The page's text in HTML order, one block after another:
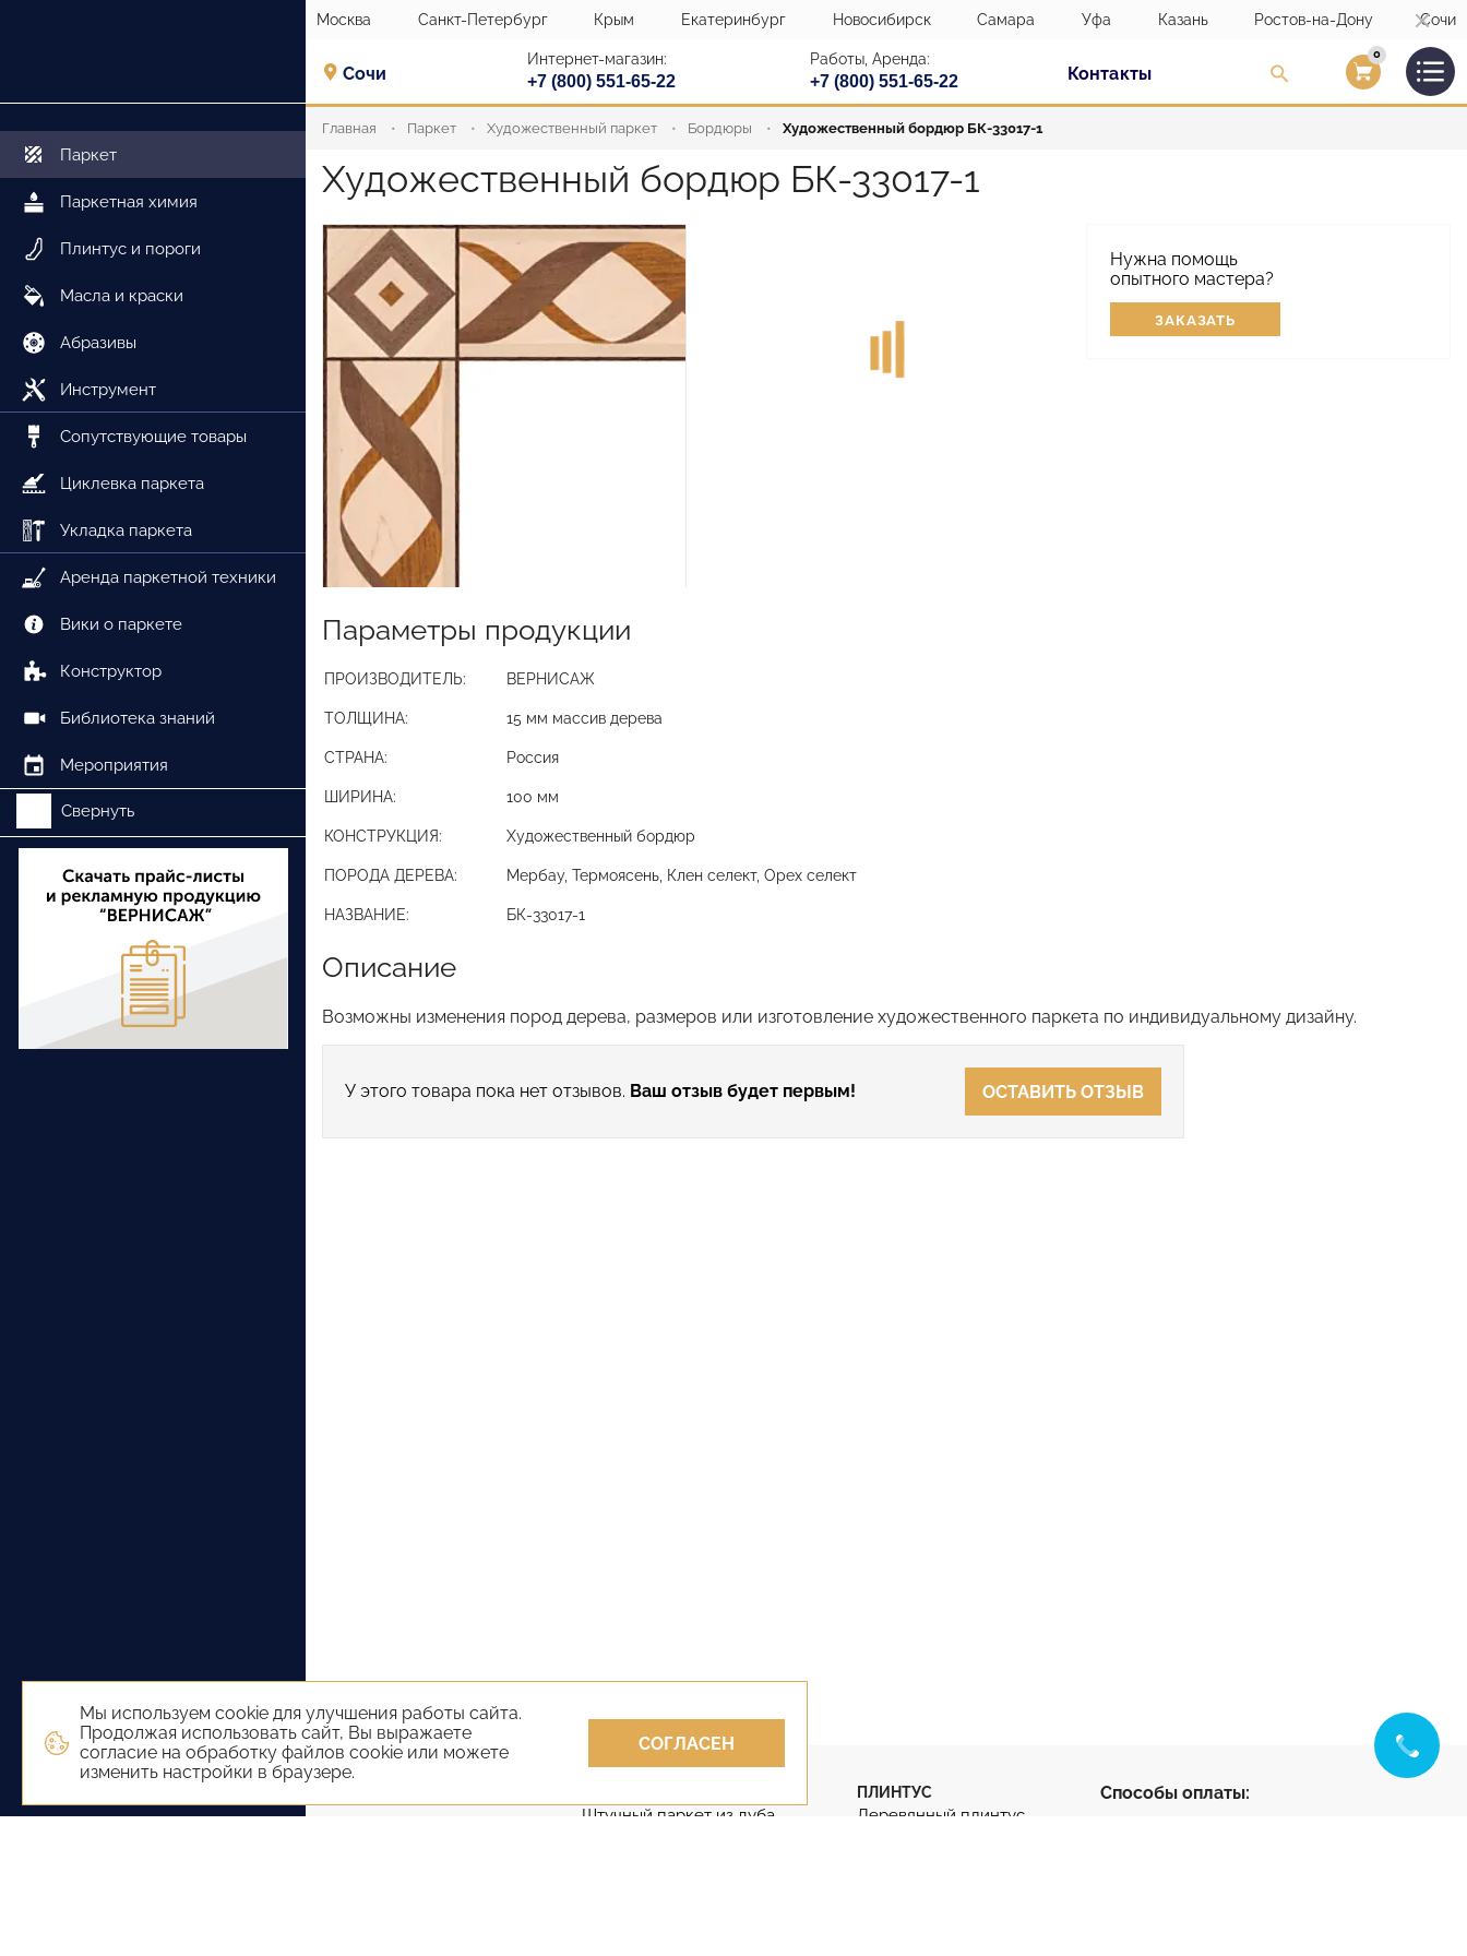
Мы используем cookie для улучшения работы сайта.
Продолжая использовать сайт, Вы выражаете
согласие на обработку файлов cookie или можете
изменить настройки в браузере.
СОГЛАСЕН
Москва Санкт-Петербург Крым Екатеринбург Новосибирск Самара Уфа Казань Ростов-на-Дону Сочи
Сочи
Интернет-магазин:
+7 (800) 551-65-22
Работы, Аренда:
+7 (800) 551-65-22 Контакты Вход/
0
Паркет
Паркетная химия
Плинтус и пороги
Масла и краски
Абразивы
Инструмент
Сопутствующие товары
Циклевка паркета
Укладка паркета
Аренда паркетной техники
Вики о паркете
Конструктор
Библиотека знаний
Мероприятия
Свернуть
Главная Паркет Художественный паркет Бордюры Художественный бордюр БК-33017-1
Художественный бордюр БК-33017-1
Нужна помощь
опытного мастера?
ЗАКАЗАТЬ
Параметры продукции
ПРОИЗВОДИТЕЛЬ: ВЕРНИСАЖ
ТОЛЩИНА: 15 мм массив дерева
СТРАНА: Россия
ШИРИНА: 100 мм
КОНСТРУКЦИЯ: Художественный бордюр
ПОРОДА ДЕРЕВА: Мербау, Термоясень, Клен селект, Орех селект
НАЗВАНИЕ: БК-33017-1
Описание
Возможны изменения пород дерева, размеров или изготовление художественного паркета по индивидуальному дизайну.
У этого товара пока нет отзывов. Ваш отзыв будет первым! ОСТАВИТЬ ОТЗЫВ
Штучный паркет из дуба
ПЛИНТУС
Деревянный плинтус
Способы оплаты: